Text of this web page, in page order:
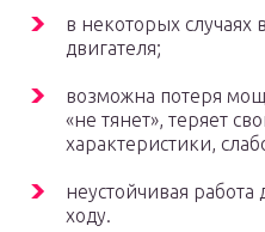
в некоторых
двигателя;
возможна потеря
«не тянет», теряет
характеристики,
неустойчивая работа
ходу.